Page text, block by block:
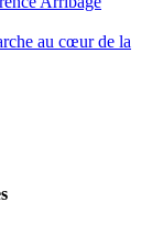
au cœur de la